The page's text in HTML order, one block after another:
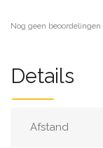
Nog geen beoordelingen·
Details
Afstand